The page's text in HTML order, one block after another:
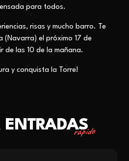
para todos.
risas y mucho barro. Te
(Navarra) el próximo 17 de
las 10 de la mañana.
y conquista la Torre!
rápido